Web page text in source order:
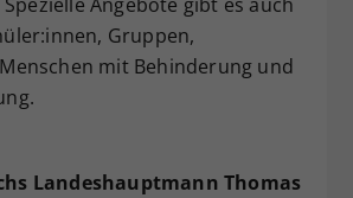
Gruppen,
mit Behinderung und
Landeshauptmann Thomas